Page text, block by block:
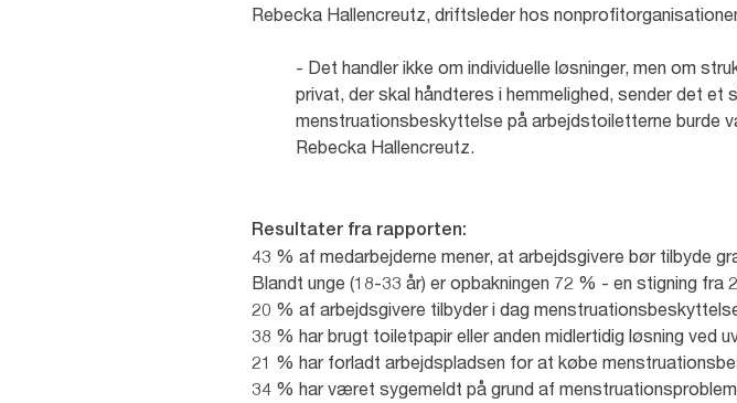
Rebecka Hallencreutz, driftsleder hos
- Det handler ikke om individuelle løsninger, men om
privat, der skal håndteres i hemmelighed, sender det et
menstruationsbeskyttelse på arbejdstoiletterne burde
Rebecka Hallencreutz.
Resultater fra rapporten:
43 % af medarbejderne mener, at arbejdsgivere bør tilbyde
Blandt unge (18-33 år) er opbakningen 72 % - en stigning fra
20 % af arbejdsgivere tilbyder i dag
38 % har brugt toiletpapir eller anden midlertidig løsning ved
21 % har forladt arbejdspladsen for at købe
34 % har været sygemeldt på grund af